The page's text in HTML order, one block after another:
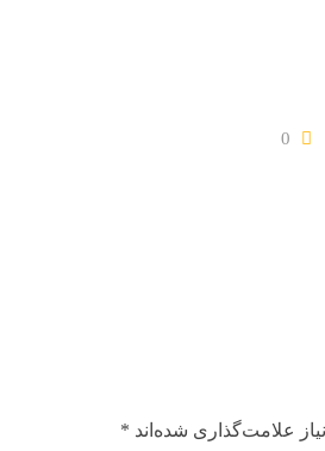
0
علامت‌گذاری شده‌اند *